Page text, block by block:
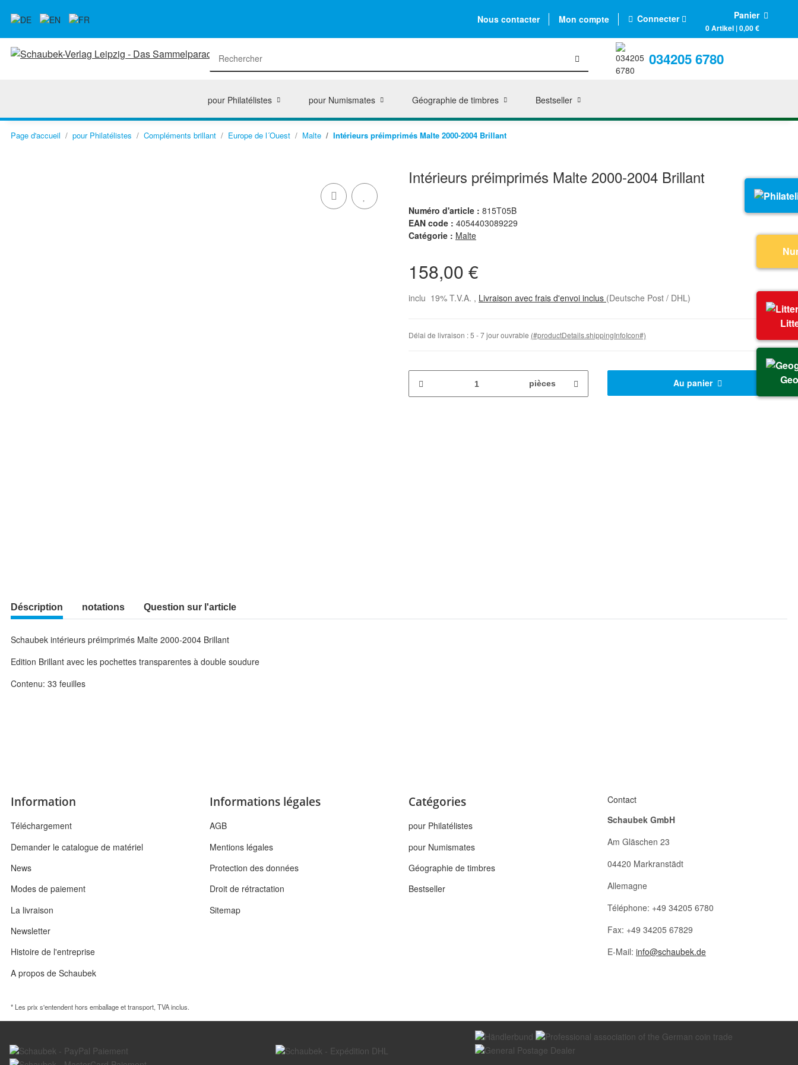
Nous contacter Mon compte Connecter Panier
0 Artikel | 0,00 €
034205 6780
pour Philatélistes pour Numismates Géographie de timbres Bestseller
Page d'accueil pour Philatélistes Compléments brillant Europe de l´Ouest Malte Intérieurs préimprimés Malte 2000-2004 Brillant
Intérieurs préimprimés Malte 2000-2004 Brillant
Numéro d'article : 815T05B
EAN code : 4054403089229
Catégorie : Malte
158,00 €
inclu 19% T.V.A. , Livraison avec frais d'envoi inclus (Deutsche Post / DHL)
Délai de livraison :5 - 7 jour ouvrable (#productDetails.shippingInfoIcon#)
pièces Au panier
Déscription notations Question sur l'article
Schaubek intérieurs préimprimés Malte 2000-2004 Brillant
Edition Brillant avec les pochettes transparentes à double soudure
Contenu: 33 feuilles
Information
Téléchargement
Demander le catalogue de matériel
News
Modes de paiement
La livraison
Newsletter
Histoire de l'entreprise
A propos de Schaubek
Informations légales
AGB
Mentions légales
Protection des données
Droit de rétractation
Sitemap
Catégories
pour Philatélistes
pour Numismates
Géographie de timbres
Bestseller
Contact
Schaubek GmbH
Am Gläschen 23
04420 Markranstädt
Allemagne
Téléphone: +49 34205 6780
Fax: +49 34205 67829
E-Mail: info@schaubek.de
* Les prix s'entendent hors emballage et transport, TVA inclus.